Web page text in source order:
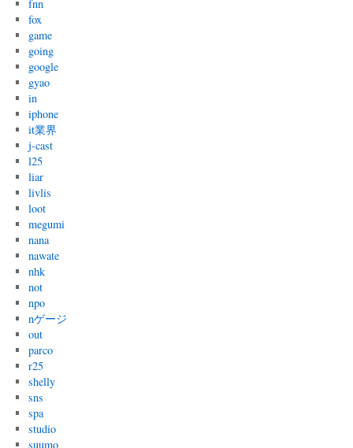
fnn
fox
game
going
google
gyao
in
iphone
it業界
j-cast
l25
liar
livlis
loot
megumi
nana
nawate
nhk
not
npo
nゲージ
out
parco
r25
shelly
sns
spa
studio
suumo